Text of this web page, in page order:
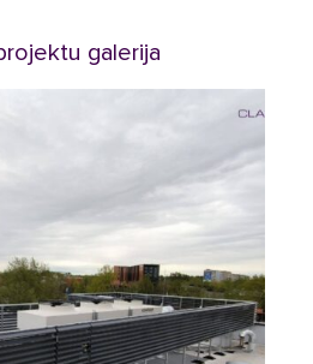
galerija